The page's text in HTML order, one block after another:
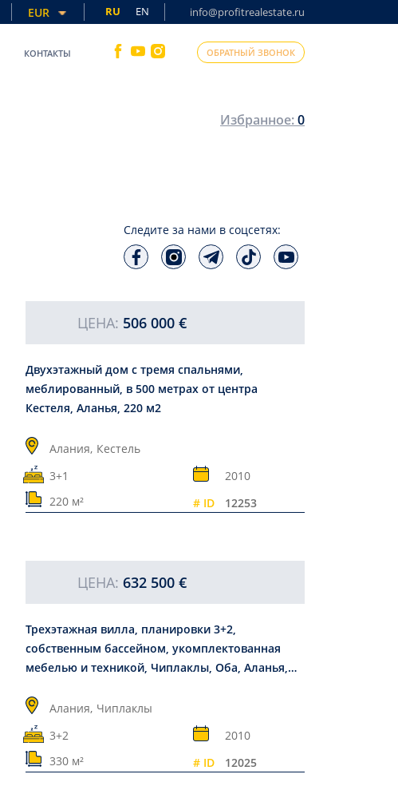
EUR RU EN info@profitrealestate.ru
КОНТАКТЫ ОБРАТНЫЙ ЗВОНОК
Избранное:0
Следите за нами в соцсетях:
ЦЕНА: 506 000 €
Двухэтажный дом с тремя спальнями,
меблированный, в 500 метрах от центра
Кестеля, Аланья, 220 м2
Алания, Кестель
3+1
2010
220 м²
# ID 12253
ЦЕНА: 632 500 €
Трехэтажная вилла, планировки 3+2,
собственным бассейном, укомплектованная
мебелью и техникой, Чиплаклы, Оба, Аланья,
Алания, Чиплаклы
3+2
2010
330 м²
# ID 12025